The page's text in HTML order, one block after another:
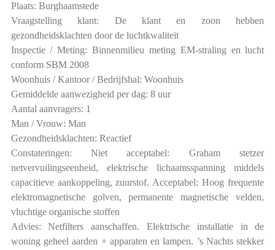
Plaats: Burghaamstede
Vraagstelling klant: De klant en zoon hebben
gezondheidsklachten door de luchtkwaliteit
Inspectie / Meting: Binnenmilieu meting EM-straling en lucht
conform SBM 2008
Woonhuis / Kantoor / Bedrijfshal: Woonhuis
Gemiddelde aanwezigheid per dag: 8 uur
Aantal aanvragers: 1
Man / Vrouw: Man
Gezondheidsklachten: Reactief
Constateringen: Niet acceptabel: Graham stetzer
netvervuilingseenheid, elektrische lichaamsspanning middels
capacitieve aankoppeling, zuurstof. Acceptabel: Hoog frequente
elektromagnetische golven, permanente magnetische velden,
vluchtige organische stoffen
Advies: Netfilters aanschaffen. Elektrische installatie in de
woning geheel aarden + apparaten en lampen. ’s Nachts stekker